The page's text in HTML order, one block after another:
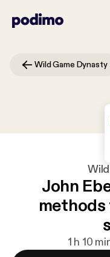
Wild Game Dynasty
John
methods
1 h 10